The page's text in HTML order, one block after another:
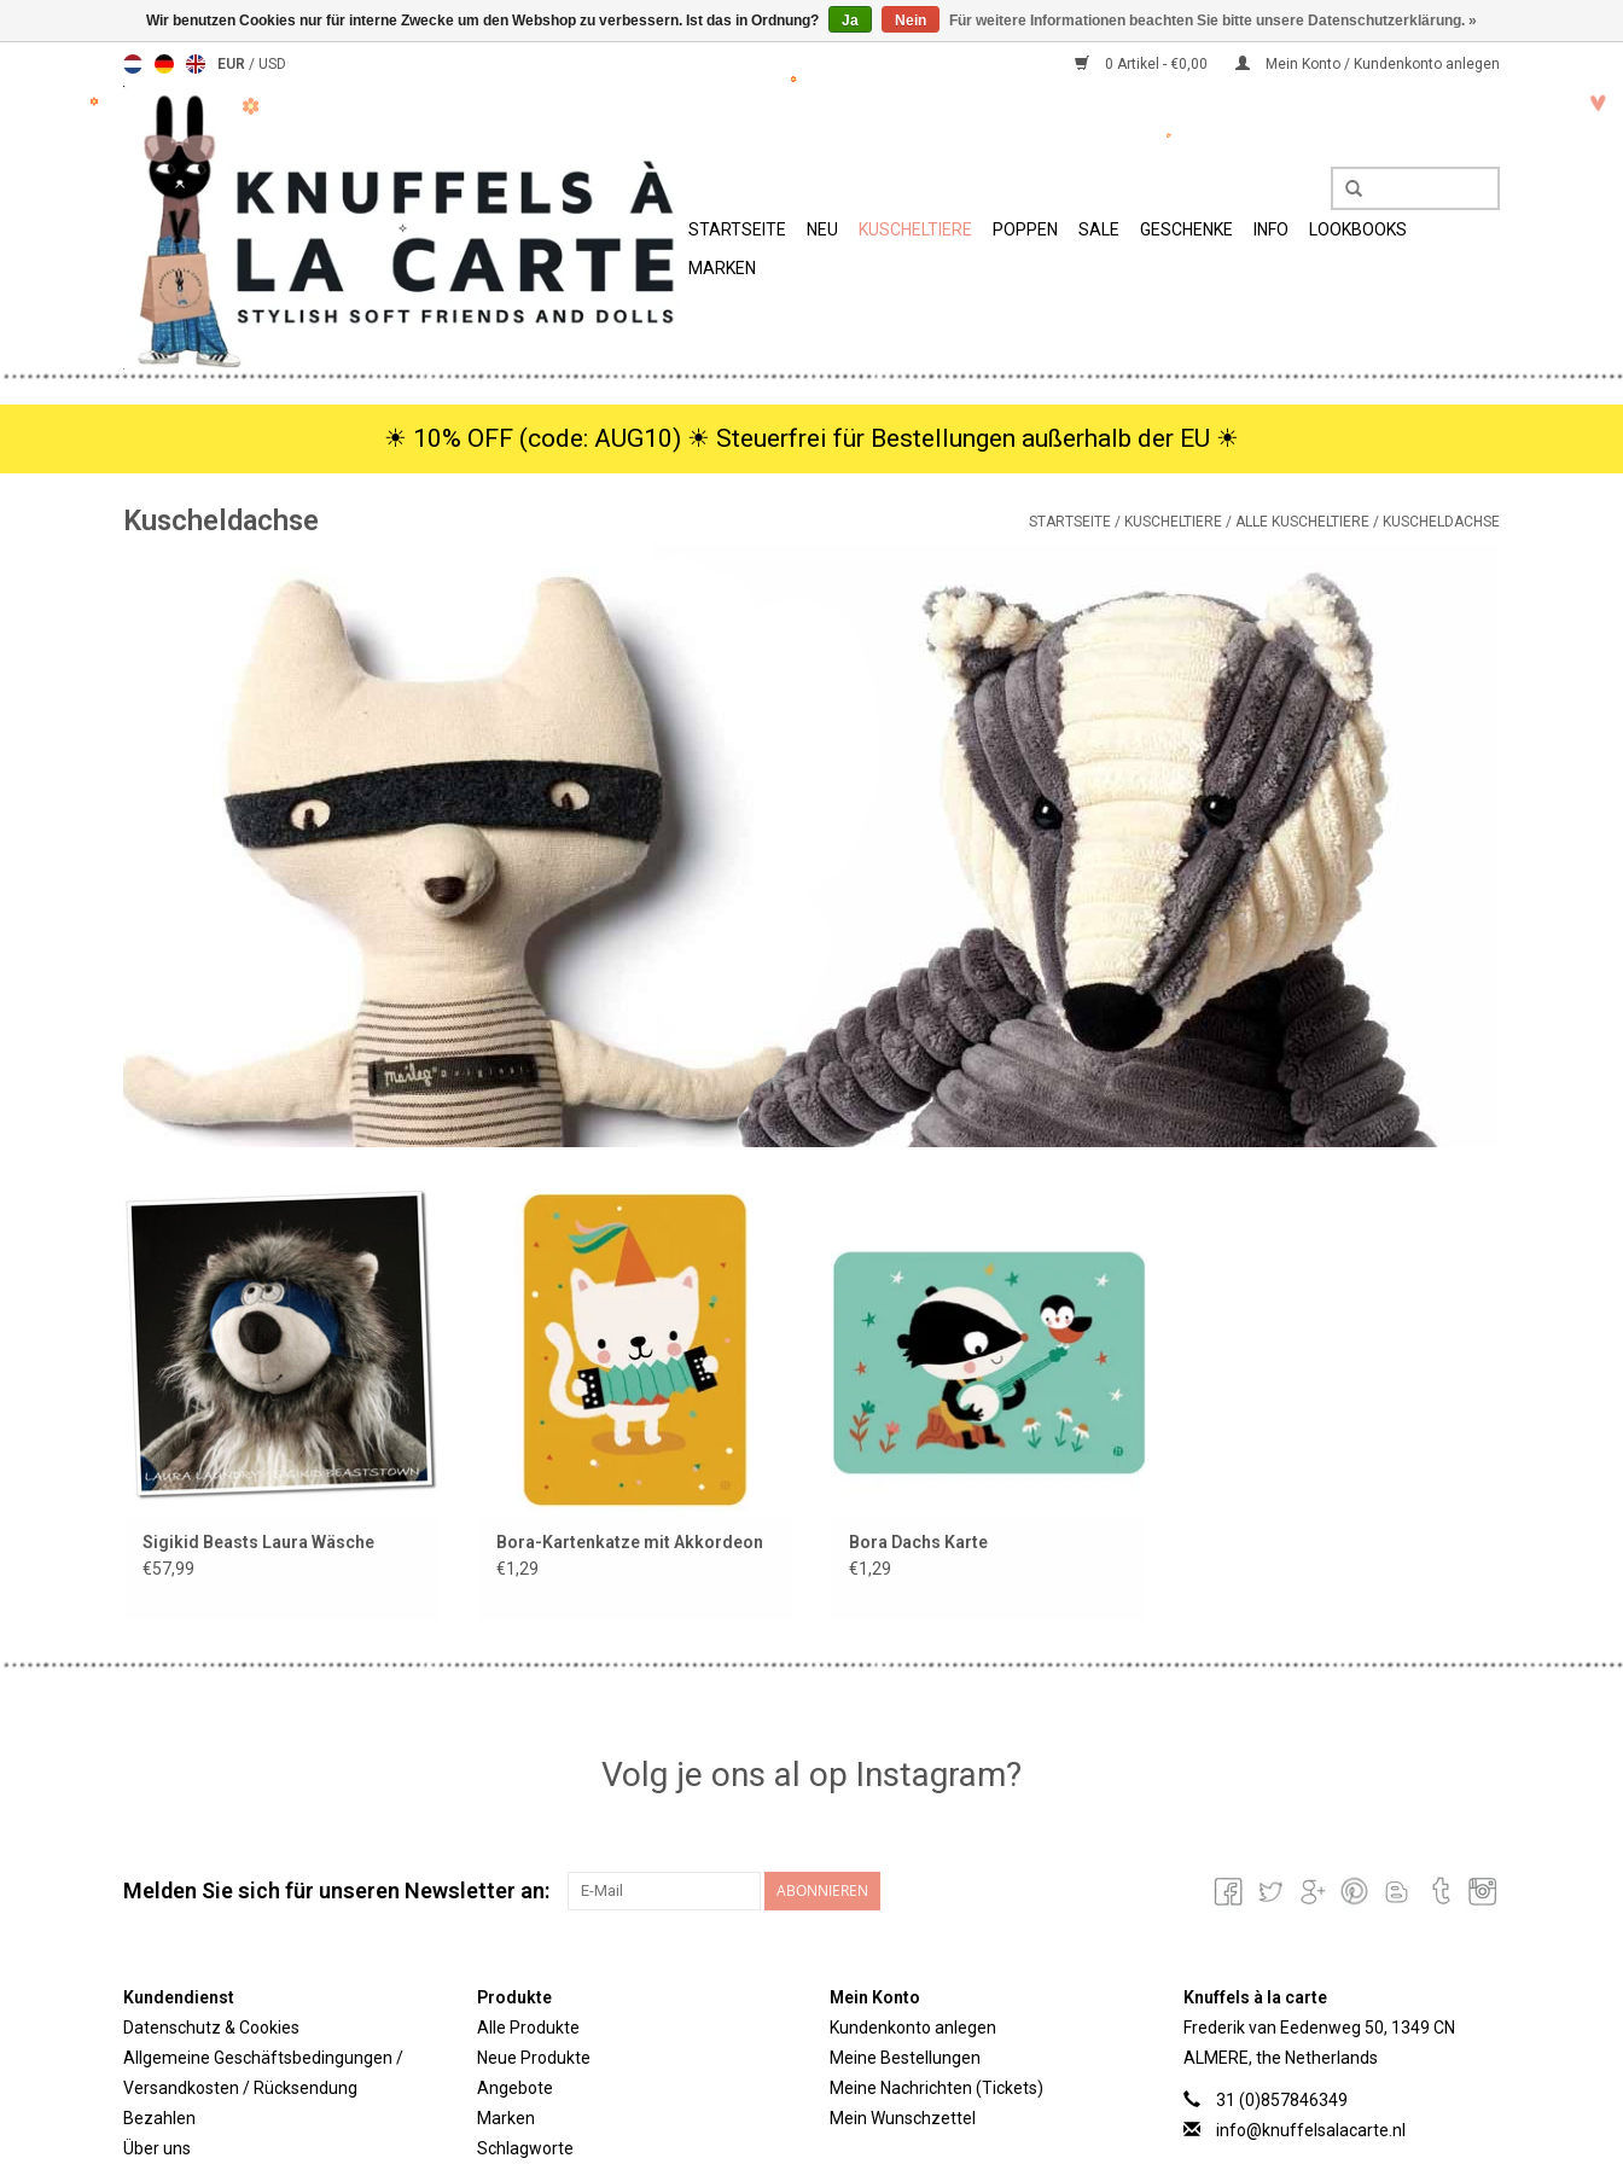
EUR / USD 0 Artikel - €0,00 Mein Konto / Kundenkonto anlegen
STARTSEITE NEU KUSCHELTIERE POPPEN SALE GESCHENKE INFO
LOOKBOOKS
MARKEN
☀︎ 10% OFF (code: AUG10) ☀︎ Steuerfrei für Bestellungen außerhalb der EU ☀︎
Kuscheldachse STARTSEITE / KUSCHELTIERE / ALLE KUSCHELTIERE / KUSCHELDACHSE
Dieses Kuscheltier besitzt einen
Waschsalon....
ZUM WARENKORB HINZUFÜGEN
Sigikid Beasts Laura Wäsche
€57,99
Diese Karte kann nicht direkt bedruckt
werden. Auf Wunsch kann jedoch ein
Etikett mit einer Nachricht angebracht
werden. Die Karte kann auch separat
erworben werden.
ZUM WARENKORB HINZUFÜGEN
Bora-Kartenkatze mit Akkordeon
€1,29
angebracht werden. Das Ticket kann auch
separat gekauft werden.
ZUM WARENKORB HINZUFÜGEN
Bora Dachs Karte
€1,29
Volg je ons al op Instagram?
Melden Sie sich für unseren Newsletter an: ABONNIEREN
Kundendienst
Datenschutz & Cookies
Allgemeine Geschäftsbedingungen /
Versandkosten / Rücksendung
Bezahlen
Über uns
Produkte
Alle Produkte
Neue Produkte
Angebote
Marken
Schlagworte
Mein Konto
Kundenkonto anlegen
Meine Bestellungen
Meine Nachrichten (Tickets)
Mein Wunschzettel
Knuffels à la carte
Frederik van Eedenweg 50, 1349 CN
ALMERE, the Netherlands
31 (0)857846349
info@knuffelsalacarte.nl
Wir benutzen Cookies nur für interne Zwecke um den Webshop zu verbessern. Ist das in Ordnung? Ja Nein Für weitere Informationen beachten Sie bitte unsere Datenschutzerklärung. »